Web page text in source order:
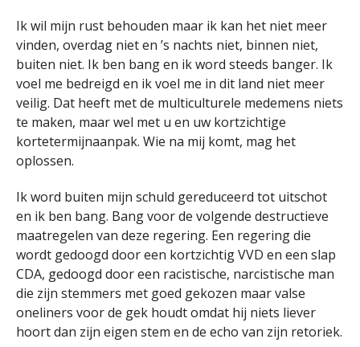
Ik wil mijn rust behouden maar ik kan het niet meer
vinden, overdag niet en ’s nachts niet, binnen niet,
buiten niet. Ik ben bang en ik word steeds banger. Ik
voel me bedreigd en ik voel me in dit land niet meer
veilig. Dat heeft met de multiculturele medemens niets
te maken, maar wel met u en uw kortzichtige
kortetermijnaanpak. Wie na mij komt, mag het
oplossen.
Ik word buiten mijn schuld gereduceerd tot uitschot
en ik ben bang. Bang voor de volgende destructieve
maatregelen van deze regering. Een regering die
wordt gedoogd door een kortzichtig VVD en een slap
CDA, gedoogd door een racistische, narcistische man
die zijn stemmers met goed gekozen maar valse
oneliners voor de gek houdt omdat hij niets liever
hoort dan zijn eigen stem en de echo van zijn retoriek.